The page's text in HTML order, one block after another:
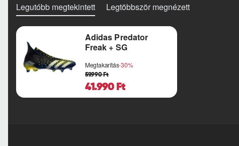
Legutóbb megtekintett Legtöbbször megnézett
Adidas Predator
Freak + SG
Megtakarítás-30%
41.990 Ft
59.990 Ft